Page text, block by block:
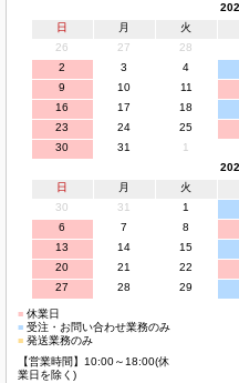
日
月 火
26
27 28
2
3 4
9
10 11
16
17 18
23
24 25
30
31 1
日
月 火
30
31 1
6
7 8
13
14 15
20
21 22
27
28 29
■休業日
■受注・お問い合わせ業務のみ
■発送業務のみ
【営業時間】10:00～18:00(休
業日を除く)